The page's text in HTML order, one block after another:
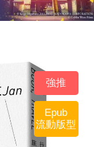
強推
Epub
流動版型